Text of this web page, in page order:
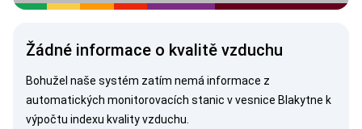
Žádné informace o kvalitě vzduchu
Bohužel naše systém zatím nemá informace z
automatických monitorovacích stanic v vesnice Blakytne k
výpočtu indexu kvality vzduchu.